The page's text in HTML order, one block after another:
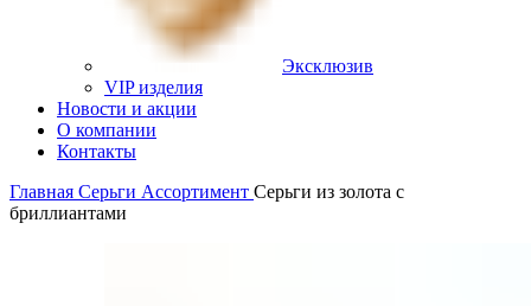
Эксклюзив
VIP изделия
Новости и акции
О компании
Контакты
Главная Серьги Ассортимент Серьги из золота с
бриллиантами